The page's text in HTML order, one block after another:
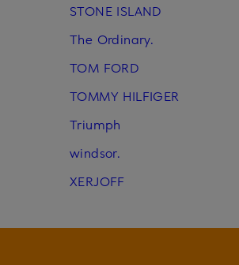
STONE ISLAND
The Ordinary.
TOM FORD
TOMMY HILFIGER
Triumph
windsor.
XERJOFF